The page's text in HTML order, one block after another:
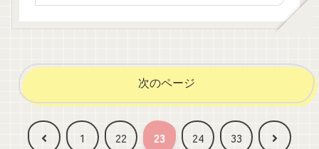
次のページ
前 1 22 23 24 33 次